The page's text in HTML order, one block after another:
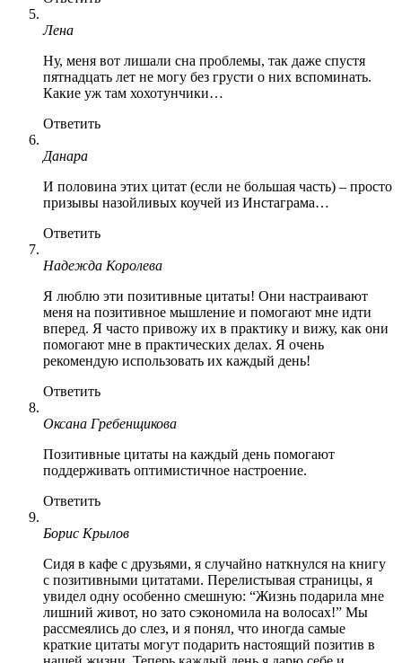
Лена
Ну, меня вот лишали сна проблемы, так даже спустя
пятнадцать лет не могу без грусти о них вспоминать.
Какие уж там хохотунчики…
Ответить
Данара
И половина этих цитат (если не большая часть) – просто
призывы назойливых коучей из Инстаграма…
Ответить
Надежда Королева
Я люблю эти позитивные цитаты! Они настраивают
меня на позитивное мышление и помогают мне идти
вперед. Я часто привожу их в практику и вижу, как они
помогают мне в практических делах. Я очень
рекомендую использовать их каждый день!
Ответить
Оксана Гребенщикова
Позитивные цитаты на каждый день помогают
поддерживать оптимистичное настроение.
Ответить
Борис Крылов
Сидя в кафе с друзьями, я случайно наткнулся на книгу
с позитивными цитатами. Перелистывая страницы, я
увидел одну особенно смешную: “Жизнь подарила мне
лишний живот, но зато сэкономила на волосах!” Мы
рассмеялись до слез, и я понял, что иногда самые
краткие цитаты могут подарить настоящий позитив в